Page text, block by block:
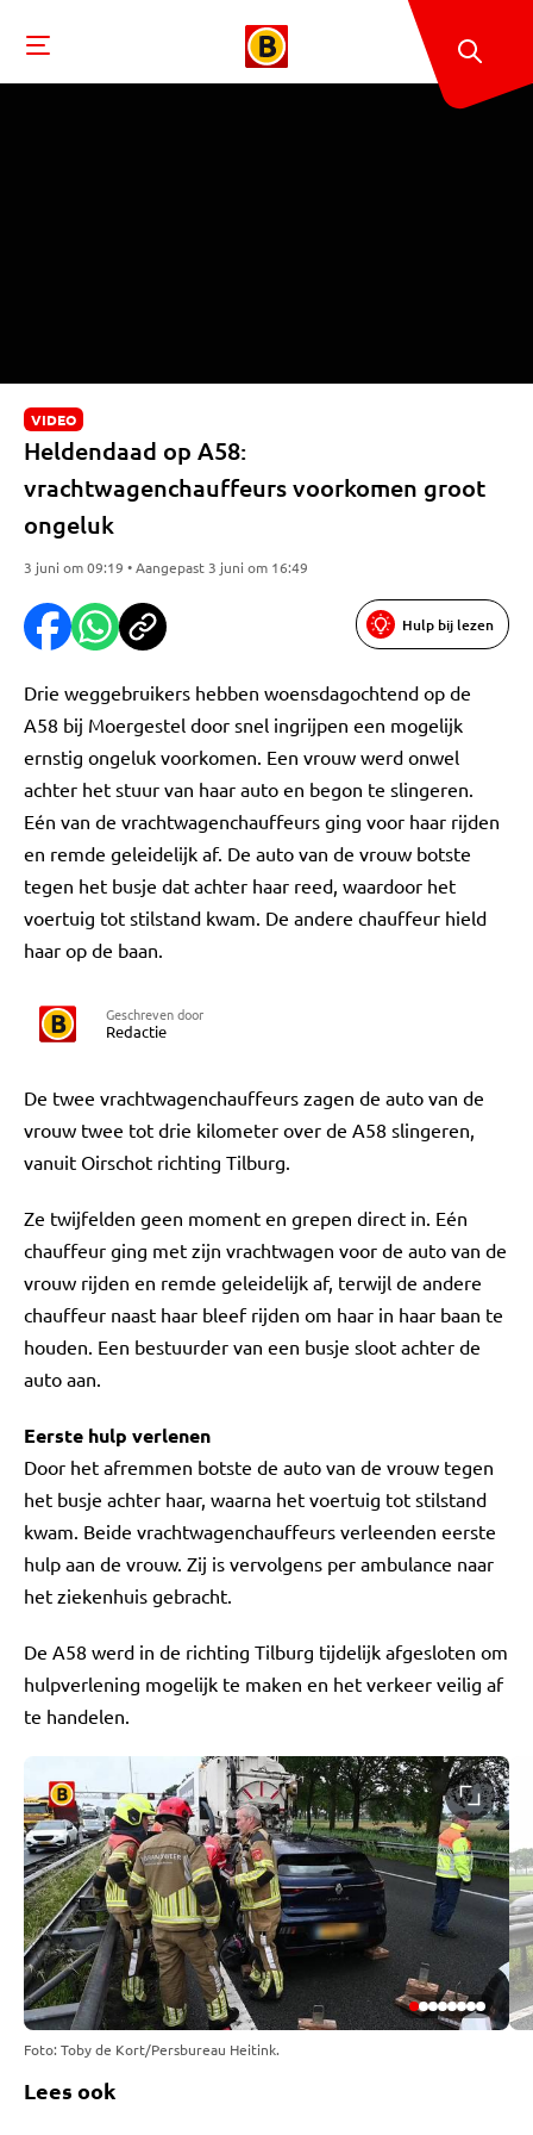
VIDEO
Heldendaad op A58:
vrachtwagenchauffeurs voorkomen groot
ongeluk
3 juni om 09:19 • Aangepast 3 juni om 16:49
Hulp bij lezen
Drie weggebruikers hebben woensdagochtend op de
A58 bij Moergestel door snel ingrijpen een mogelijk
ernstig ongeluk voorkomen. Een vrouw werd onwel
achter het stuur van haar auto en begon te slingeren.
Eén van de vrachtwagenchauffeurs ging voor haar rijden
en remde geleidelijk af. De auto van de vrouw botste
tegen het busje dat achter haar reed, waardoor het
voertuig tot stilstand kwam. De andere chauffeur hield
haar op de baan.
Geschreven door
Redactie
De twee vrachtwagenchauffeurs zagen de auto van de
vrouw twee tot drie kilometer over de A58 slingeren,
vanuit Oirschot richting Tilburg.
Ze twijfelden geen moment en grepen direct in. Eén
chauffeur ging met zijn vrachtwagen voor de auto van de
vrouw rijden en remde geleidelijk af, terwijl de andere
chauffeur naast haar bleef rijden om haar in haar baan te
houden. Een bestuurder van een busje sloot achter de
auto aan.
Eerste hulp verlenen
Door het afremmen botste de auto van de vrouw tegen
het busje achter haar, waarna het voertuig tot stilstand
kwam. Beide vrachtwagenchauffeurs verleenden eerste
hulp aan de vrouw. Zij is vervolgens per ambulance naar
het ziekenhuis gebracht.
De A58 werd in de richting Tilburg tijdelijk afgesloten om
hulpverlening mogelijk te maken en het verkeer veilig af
te handelen.
Foto: Toby de Kort/Persbureau Heitink.
Lees ook